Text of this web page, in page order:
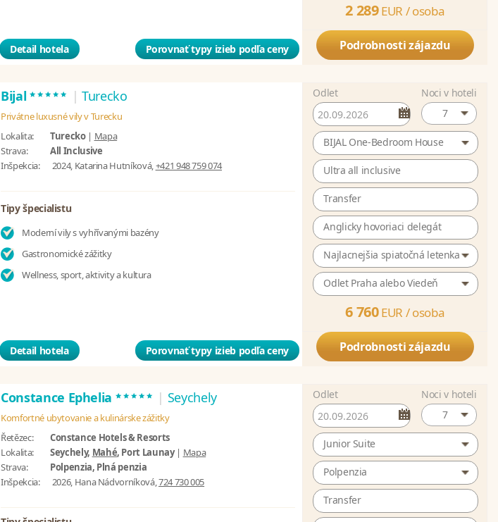
Detail hotela Porovnať typy izieb podľa ceny
2 289EUR /osoba
Podrobnosti zájazdu
Bijal***** | Turecko
Privátne luxusné vily v Turecku
Lokalita:
Turecko| Mapa
Strava:
All Inclusive
Inšpekcia:
2024, Katarina Hutníková,+421 948 759 074
Tipy špecialistu
Moderní vily s vyhřívanými bazény
Gastronomické zážitky
Wellness, sport, aktivity a kultura
Detail hotela Porovnať typy izieb podľa ceny
Odlet
Noci v hoteli
7
BIJAL One-Bedroom House
Ultra all inclusive
Transfer
Anglicky hovoriaci delegát
Najlacnejšia spiatočná letenka
Odlet Praha alebo Viedeň
6 760EUR /osoba
Podrobnosti zájazdu
Constance Ephelia ***** | Seychely
Komfortné ubytovanie a kulinárske zážitky
Řetězec:
Constance Hotels & Resorts
Lokalita:
Seychely, Mahé, Port Launay| Mapa
Strava:
Polpenzia, Plná penzia
Inšpekcia:
2026, Hana Nádvorníková,724 730 005
Odlet
Noci v hoteli
7
Junior Suite
Polpenzia
Transfer